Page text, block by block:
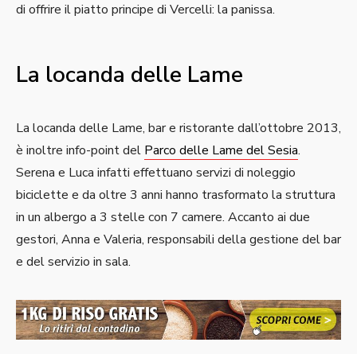
di offrire il piatto principe di Vercelli: la panissa.
La locanda delle Lame
La locanda delle Lame, bar e ristorante dall’ottobre 2013,
è inoltre info-point del Parco delle Lame del Sesia.
Serena e Luca infatti effettuano servizi di noleggio
biciclette e da oltre 3 anni hanno trasformato la struttura
in un albergo a 3 stelle con 7 camere. Accanto ai due
gestori, Anna e Valeria, responsabili della gestione del bar
e del servizio in sala.